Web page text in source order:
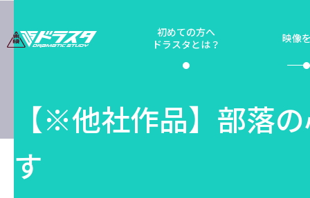
初めての方へ
ドラスタとは？
映像
【※他社作品】部落
す